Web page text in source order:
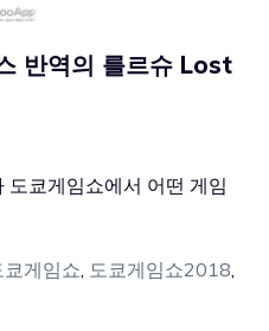
반역의 를르슈 Lost
도쿄게임쇼에서 어떤 게임
쿄게임쇼, 도쿄게임쇼2018,